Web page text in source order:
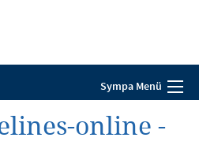
Sympa Menü
online -